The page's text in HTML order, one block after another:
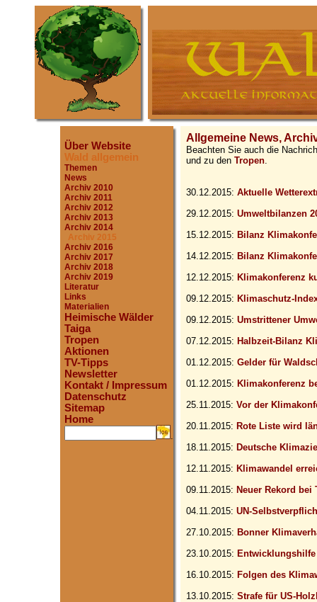
Über Website
Wald allgemein
Themen
News
Archiv 2010
Archiv 2011
Archiv 2012
Archiv 2013
Archiv 2014
Archiv 2015
Archiv 2016
Archiv 2017
Archiv 2018
Archiv 2019
Literatur
Links
Materialien
Heimische Wälder
Taiga
Tropen
Aktionen
TV-Tipps
Newsletter
Kontakt / Impressum
Datenschutz
Sitemap
Home
.
Allgemeine News,
Beachten Sie auch die
und zu den Tropen.
30.12.2015: Aktuelle
29.12.2015: Umweltbilanzen
15.12.2015: Bilanz
14.12.2015: Bilanz
12.12.2015: Klimakonferenz
09.12.2015: Klimaschutz-
09.12.2015: Umstrittener
07.12.2015: Halbzeit-Bilanz
01.12.2015: Gelder für
01.12.2015: Klimakonferenz
25.11.2015: Vor der
20.11.2015: Rote Liste wird
18.11.2015: Deutsche
12.11.2015: Klimawandel
09.11.2015: Neuer Rekord
04.11.2015: UN-
27.10.2015: Bonner
23.10.2015:
16.10.2015: Folgen des
13.10.2015: Strafe für US-